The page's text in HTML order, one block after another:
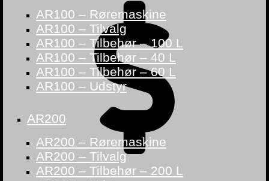
AR100 – Røremaskine
AR100 – Tilvalg
AR100 – Tilbehør – 100 L
AR100 – Tilbehør – 40 L
AR100 – Tilbehør – 60 L
AR100 – Udstyr
AR200
AR200 – Røremaskine
AR200 – Tilvalg
AR200 – Tilbehør – 200 L